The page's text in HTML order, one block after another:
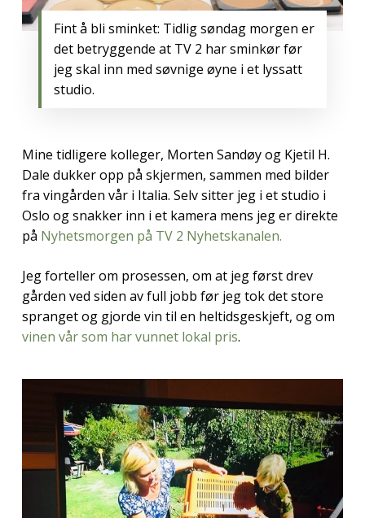
Fint å bli sminket: Tidlig søndag morgen er
det betryggende at TV 2 har sminkør før
jeg skal inn med søvnige øyne i et lyssatt
studio.
Mine tidligere kolleger, Morten Sandøy og Kjetil H.
Dale dukker opp på skjermen, sammen med bilder
fra vingården vår i Italia. Selv sitter jeg i et studio i
Oslo og snakker inn i et kamera mens jeg er direkte
på Nyhetsmorgen på TV 2 Nyhetskanalen.
Jeg forteller om prosessen, om at jeg først drev
gården ved siden av full jobb før jeg tok det store
spranget og gjorde vin til en heltidsgeskjeft, og om
vinen vår som har vunnet lokal pris.